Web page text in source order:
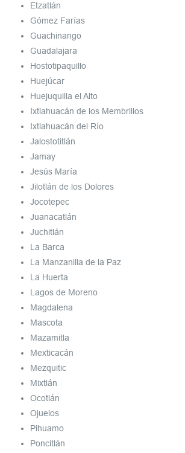
Etzatlán
Gómez Farías
Guachinango
Guadalajara
Hostotipaquillo
Huejúcar
Huejuquilla el Alto
Ixtlahuacán de los Membrillos
Ixtlahuacán del Río
Jalostotitlán
Jamay
Jesús María
Jilotlán de los Dolores
Jocotepec
Juanacatlán
Juchitlán
La Barca
La Manzanilla de la Paz
La Huerta
Lagos de Moreno
Magdalena
Mascota
Mazamitla
Mexticacán
Mezquitic
Mixtlán
Ocotlán
Ojuelos
Pihuamo
Poncitlán